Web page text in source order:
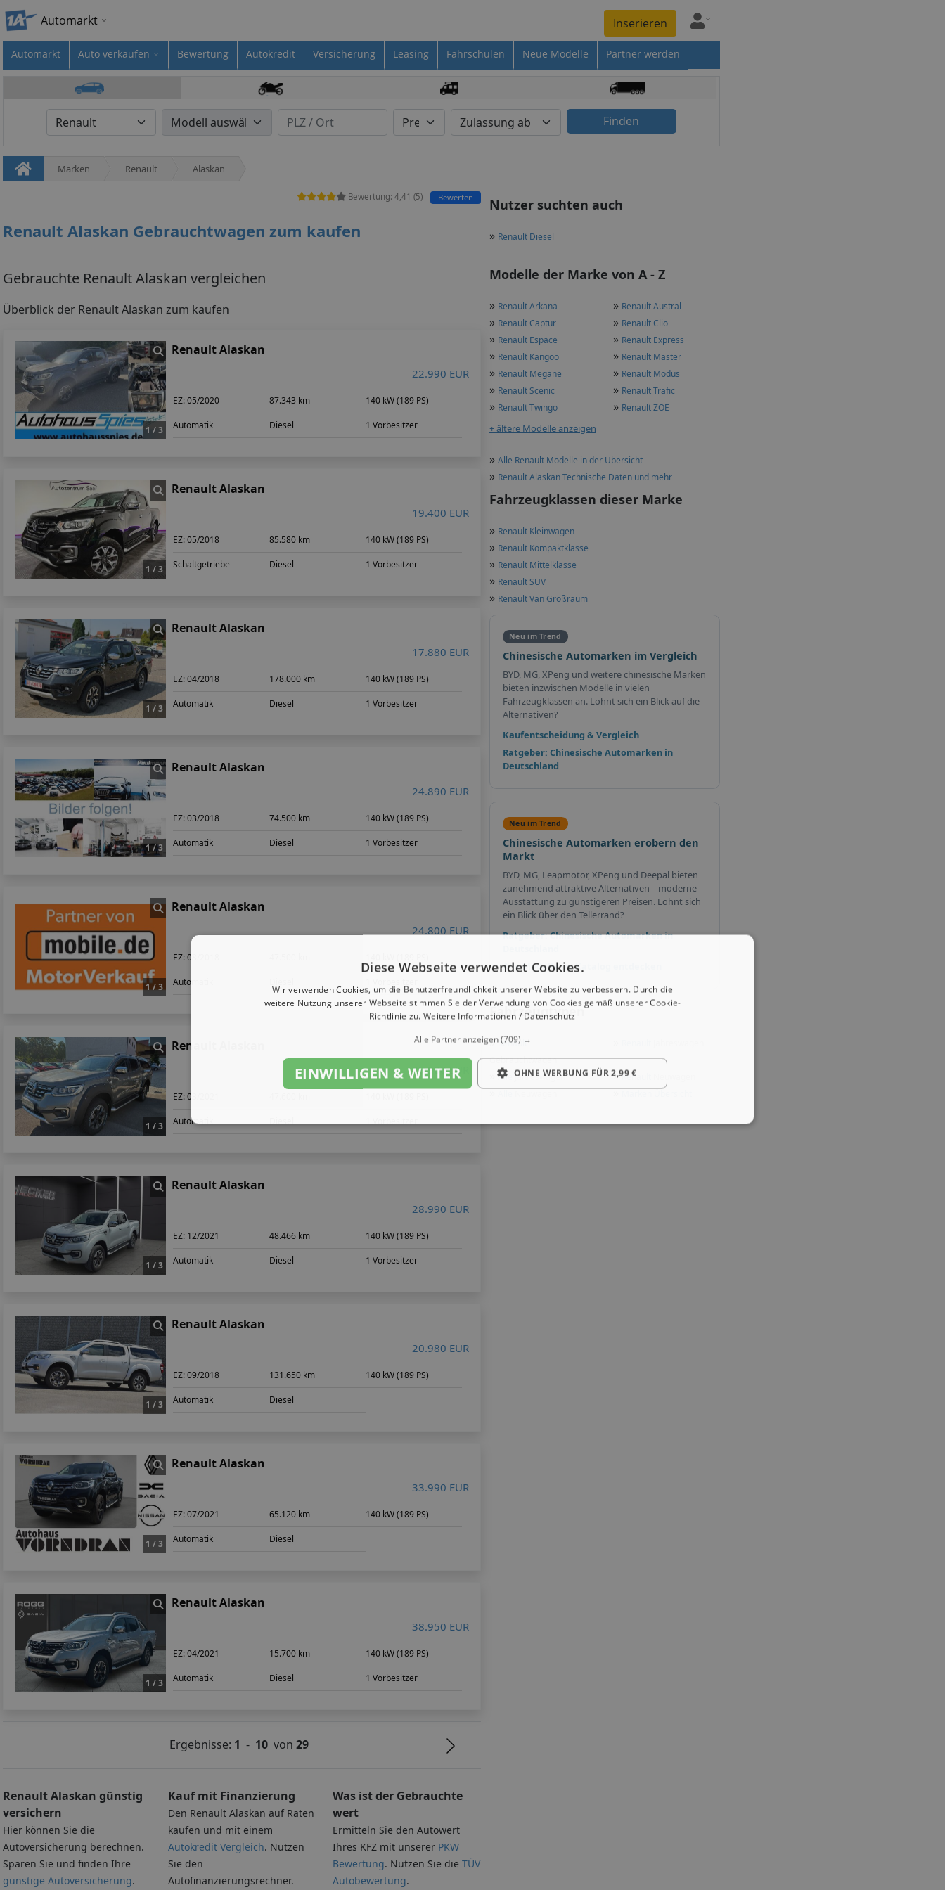
Automarkt Inserieren
Automarkt Auto verkaufen Bewertung Autokredit Versicherung Leasing Fahrschulen Neue Modelle Partner werden
Finden
Marken Renault Alaskan
Nutzer suchten auch
» Renault Diesel
Modelle der Marke von A - Z
» Renault Arkana » Renault Austral
» Renault Captur » Renault Clio
» Renault Espace » Renault Express
» Renault Kangoo » Renault Master
» Renault Megane » Renault Modus
» Renault Scenic » Renault Trafic
» Renault Twingo » Renault ZOE
+ ältere Modelle anzeigen
» Alle Renault Modelle in der Übersicht
» Renault Alaskan Technische Daten und mehr
Fahrzeugklassen dieser Marke
» Renault Kleinwagen
» Renault Kompaktklasse
» Renault Mittelklasse
» Renault SUV
» Renault Van Großraum
Neu im Trend
Chinesische Automarken im Vergleich
BYD, MG, XPeng und weitere chinesische Marken
bieten inzwischen Modelle in vielen
Fahrzeugklassen an. Lohnt sich ein Blick auf die
Alternativen?
Kaufentscheidung & Vergleich
Ratgeber: Chinesische Automarken in
Deutschland
Neu im Trend
Chinesische Automarken erobern den
Markt
BYD, MG, Leapmotor, XPeng und Deepal bieten
zunehmend attraktive Alternativen – moderne
Ausstattung zu günstigeren Preisen. Lohnt sich
ein Blick über den Tellerrand?
Ratgeber: Chinesische Automarken in
Alle Modelle im Katalog entdecken
Fahrzeugtypen
»Renault
Gebrauchtwagen
»Alle Jahreswagen »Renault
» »
Bewertung: 4,41 (5) Bewerten
Renault Alaskan Gebrauchtwagen zum kaufen
Gebrauchte Renault Alaskan vergleichen
Überblick der Renault Alaskan zum kaufen
1 / 3
Renault Alaskan
22.990 EUR
EZ:05/2020 87.343 km 140 kW (189 PS)
Automatik Diesel 1 Vorbesitzer
1 / 3
Renault Alaskan
19.400 EUR
EZ:05/2018 85.580 km 140 kW (189 PS)
Schaltgetriebe Diesel 1 Vorbesitzer
1 / 3
Renault Alaskan
17.880 EUR
EZ:04/2018 178.000 km 140 kW (189 PS)
Automatik Diesel 1 Vorbesitzer
1 / 3
Renault Alaskan
24.890 EUR
EZ:03/2018 74.500 km 140 kW (189 PS)
Automatik Diesel 1 Vorbesitzer
1 / 3
Renault Alaskan
24.800 EUR
EZ:08/2018
Automatik
1 / 3
Renault Alaskan
29.900 EUR
EZ:03/2021
Automatik Diesel 1 Vorbesitzer
1 / 3
Renault Alaskan
28.990 EUR
EZ: 12/2021 48.466 km 140 kW (189 PS)
Automatik Diesel 1 Vorbesitzer
1 / 3
Renault Alaskan
20.980 EUR
EZ:09/2018 131.650 km 140 kW (189 PS)
Automatik Diesel
1 / 3
Renault Alaskan
33.990 EUR
EZ:07/2021 65.120 km 140 kW (189 PS)
Automatik Diesel
1 / 3
Renault Alaskan
38.950 EUR
EZ:04/2021 15.700 km 140 kW (189 PS)
Automatik Diesel 1 Vorbesitzer
Ergebnisse: 1 - 10 von 29
Renault Alaskan günstig
versichern
Hier können Sie die
Autoversicherung berechnen.
Sparen Sie und finden Ihre
günstige Autoversicherung.
Kauf mit Finanzierung
Den Renault Alaskan auf Raten
kaufen und mit einem
Autokredit Vergleich. Nutzen
Sie den
Autofinanzierungsrechner.
Was ist der Gebrauchte
wert
Ermitteln Sie den Autowert
Ihres KFZ mit unserer PKW
Bewertung. Nutzen Sie dieTÜV
Autobewertung.
Diese Webseite verwendet Cookies.
Wir verwenden Cookies, um die Benutzerfreundlichkeit unserer Website zu verbessern. Durch die
weitere Nutzung unserer Webseite stimmen Sie der Verwendung von Cookies gemäß unserer Cookie-
Richtlinie zu. Weitere Informationen / Datenschutz
Alle Partner anzeigen(709) →
EINWILLIGEN & WEITER OHNE WERBUNG FÜR 2,99 €